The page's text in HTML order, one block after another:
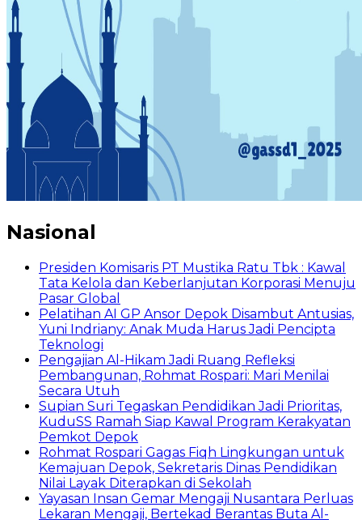
Nasional
Presiden Komisaris PT Mustika Ratu Tbk : Kawal
Tata Kelola dan Keberlanjutan Korporasi Menuju
Pasar Global
Pelatihan AI GP Ansor Depok Disambut Antusias,
Yuni Indriany: Anak Muda Harus Jadi Pencipta
Teknologi
Pengajian Al-Hikam Jadi Ruang Refleksi
Pembangunan, Rohmat Rospari: Mari Menilai
Secara Utuh
Supian Suri Tegaskan Pendidikan Jadi Prioritas,
KuduSS Ramah Siap Kawal Program Kerakyatan
Pemkot Depok
Rohmat Rospari Gagas Fiqh Lingkungan untuk
Kemajuan Depok, Sekretaris Dinas Pendidikan
Nilai Layak Diterapkan di Sekolah
Yayasan Insan Gemar Mengaji Nusantara Perluas
Lekaran Mengaji, Bertekad Berantas Buta Al-